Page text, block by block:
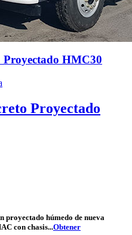
HMC30
Proyectado
proyectado húmedo de nueva
con chasis...Obtener